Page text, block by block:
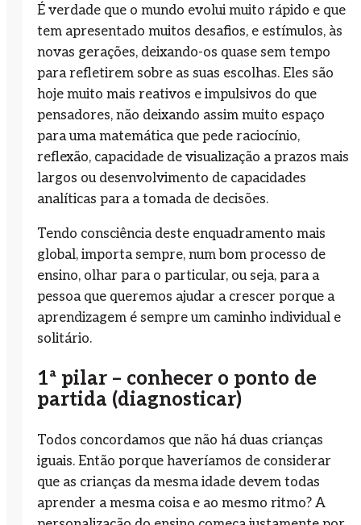
É verdade que o mundo evolui muito rápido e que
tem apresentado muitos desafios, e estímulos, às
novas gerações, deixando-os quase sem tempo
para refletirem sobre as suas escolhas. Eles são
hoje muito mais reativos e impulsivos do que
pensadores, não deixando assim muito espaço
para uma matemática que pede raciocínio,
reflexão, capacidade de visualização a prazos mais
largos ou desenvolvimento de capacidades
analíticas para a tomada de decisões.
Tendo consciência deste enquadramento mais
global, importa sempre, num bom processo de
ensino, olhar para o particular, ou seja, para a
pessoa que queremos ajudar a crescer porque a
aprendizagem é sempre um caminho individual e
solitário.
1ª pilar – conhecer o ponto de
partida (diagnosticar)
Todos concordamos que não há duas crianças
iguais. Então porque haveríamos de considerar
que as crianças da mesma idade devem todas
aprender a mesma coisa e ao mesmo ritmo? A